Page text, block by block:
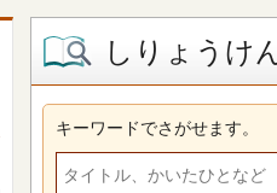
しりょうけ
キーワードでさがせます。